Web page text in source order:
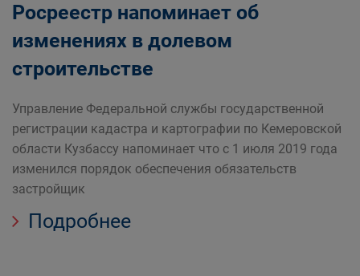
Росреестр напоминает об
изменениях в долевом
строительстве
Управление Федеральной службы государственной
регистрации кадастра и картографии по Кемеровской
области Кузбассу напоминает что с 1 июля 2019 года
изменился порядок обеспечения обязательств
застройщик
Подробнее